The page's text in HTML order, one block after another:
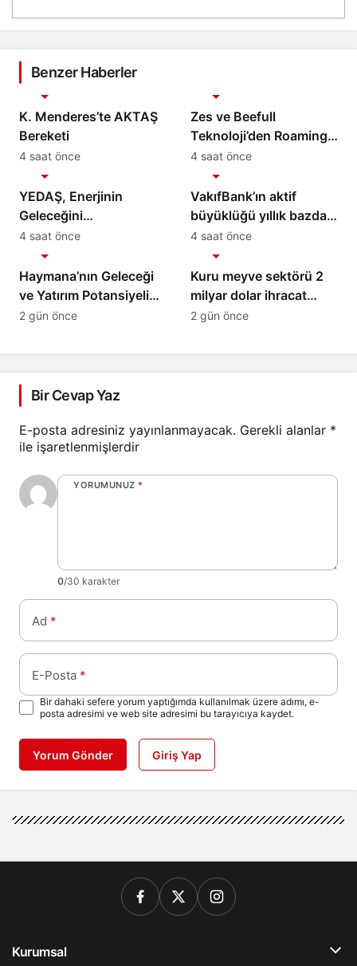
Benzer Haberler
K. Menderes’te AKTAŞ
Bereketi
4 saat önce
Zes ve Beefull
Teknoloji’den Roaming
İş Birliği
4 saat önce
YEDAŞ, Enerjinin
Geleceğini
Şekillendirecek Genç
Yetenekleri Arıyor
4 saat önce
VakıfBank’ın aktif
büyüklüğü yıllık bazda
yüzde 28 artışla 5,8
trilyon TL’yi aştı
4 saat önce
Haymana’nın Geleceği
ve Yatırım Potansiyeli
Masaya Yatırıldı
2 gün önce
Kuru meyve sektörü 2
milyar dolar ihracat
hedefi için Ankara’dan
2 gün önce
Bir Cevap Yaz
E-posta adresiniz yayınlanmayacak. Gerekli alanlar *
ile işaretlenmişlerdir
YORUMUNUZ *
0/30 karakter
Ad *
E-Posta *
Bir dahaki sefere yorum yaptığımda kullanılmak üzere adımı, e-
posta adresimi ve web site adresimi bu tarayıcıya kaydet.
Yorum Gönder Giriş Yap
Kurumsal